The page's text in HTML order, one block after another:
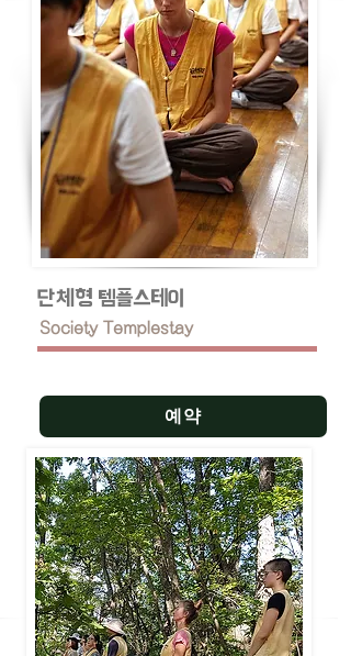
단체형 템플스테이
Society Templestay
예약